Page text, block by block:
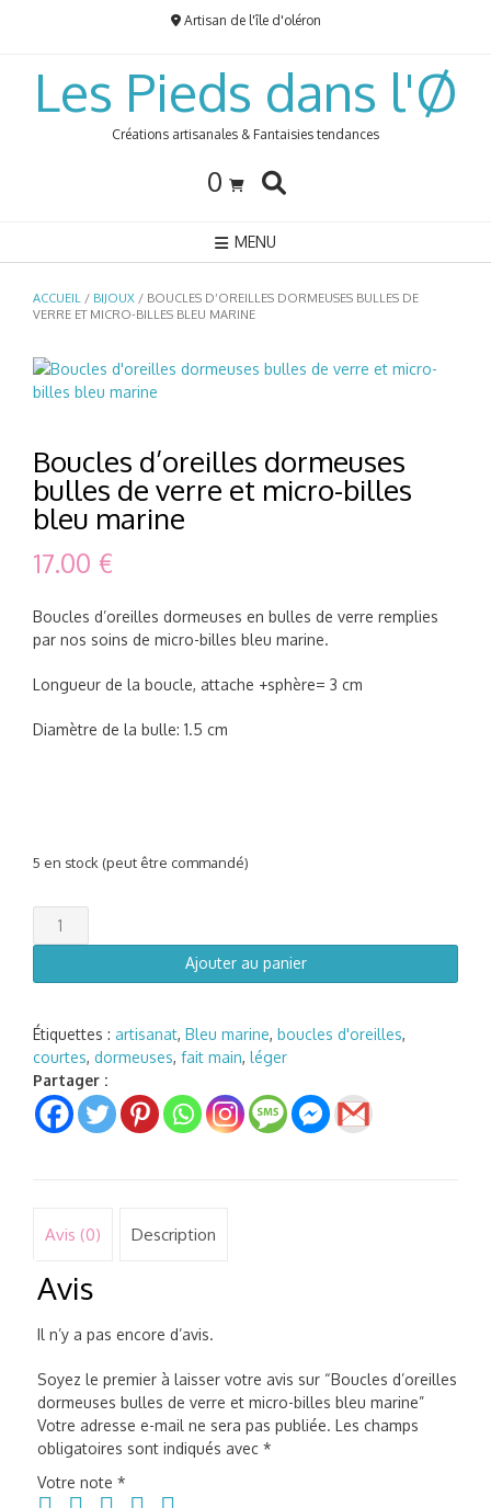
Artisan de l'île d'oléron
Les Pieds dans l'Ø
Créations artisanales & Fantaisies tendances
0
MENU
ACCUEIL / BIJOUX / BOUCLES D’OREILLES DORMEUSES BULLES DE
VERRE ET MICRO-BILLES BLEU MARINE
Boucles d’oreilles dormeuses
bulles de verre et micro-billes
bleu marine
17.00 €
Boucles d’oreilles dormeuses en bulles de verre remplies
par nos soins de micro-billes bleu marine.
Longueur de la boucle, attache +sphère= 3 cm
Diamètre de la bulle: 1.5 cm
5 en stock (peut être commandé)
quantité
de
d'oreilles
bulles
de
verre
et
micro-
Ajouter au panier
Étiquettes : artisanat, Bleu marine, boucles d'oreilles,
courtes, dormeuses, fait main, léger
Partager :
Avis (0) Description
Avis
Il n’y a pas encore d’avis.
Soyez le premier à laisser votre avis sur “Boucles d’oreilles
dormeuses bulles de verre et micro-billes bleu marine”
Votre adresse e-mail ne sera pas publiée. Les champs
obligatoires sont indiqués avec *
Votre note *